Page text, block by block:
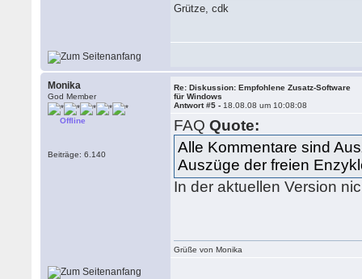
Grütze, cdk
Monika
God Member
Offline
Beiträge: 6.140
Re: Diskussion: Empfohlene Zusatz-Software
für Windows
Antwort #5 - 18.08.08 um 10:08:08
FAQQuote:
Alle Kommentare sind
Auszüge der freien
In der aktuellen Version
Grüße von Monika